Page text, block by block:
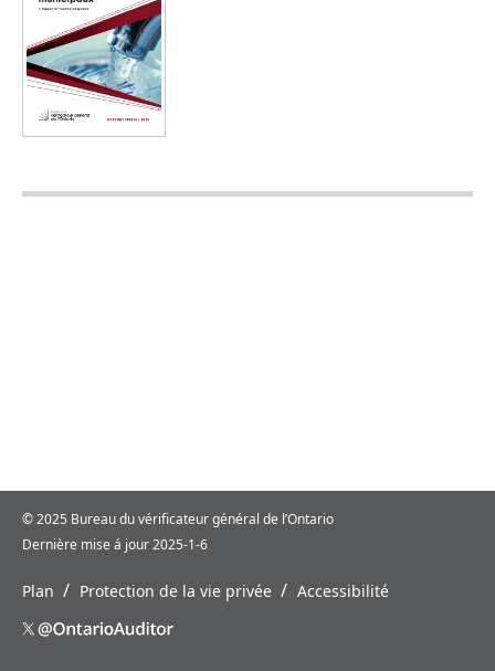
© 2025 Bureau du vérificateur général de l’Ontario
Dernière mise á jour 2025-1-6
Plan / Protection de la vie privée / Accessibilité